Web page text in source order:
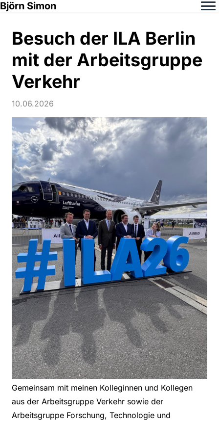
Björn Simon
Besuch der ILA Berlin
mit der Arbeitsgruppe
Verkehr
10.06.2026
Gemeinsam mit meinen Kolleginnen und Kollegen
aus der Arbeitsgruppe Verkehr sowie der
Arbeitsgruppe Forschung, Technologie und